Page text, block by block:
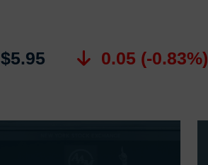
$5.95 0.05 (-0.83%)